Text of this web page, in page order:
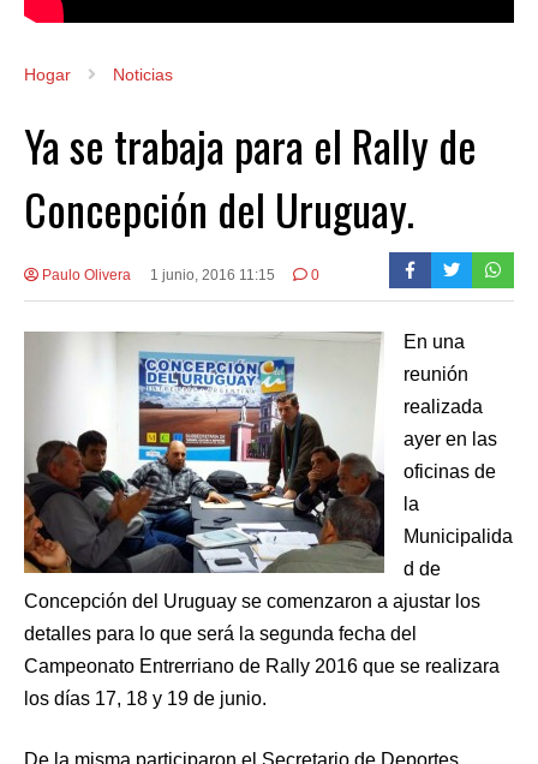
Hogar Noticias
Ya se trabaja para el Rally de
Concepción del Uruguay.
Paulo Olivera 1 junio, 2016 11:15 0
En una
reunión
realizada
ayer en las
oficinas de
la
Municipalida
d de
Concepción del Uruguay se comenzaron a ajustar los
detalles para lo que será la segunda fecha del
Campeonato Entrerriano de Rally 2016 que se realizara
los días 17, 18 y 19 de junio.
De la misma participaron el Secretario de Deportes